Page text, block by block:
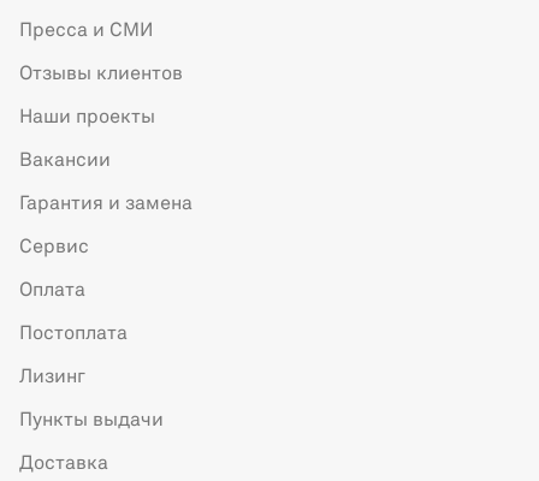
Пресса и СМИ
Отзывы клиентов
Наши проекты
Вакансии
Гарантия и замена
Сервис
Оплата
Постоплата
Лизинг
Пункты выдачи
Доставка